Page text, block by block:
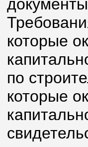
которые
по
которые